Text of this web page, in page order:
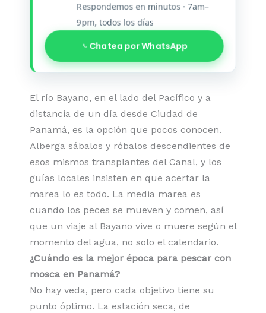
Respondemos en minutos · 7am–
9pm, todos los días
Chatea por WhatsApp
El río Bayano, en el lado del Pacífico y a
distancia de un día desde Ciudad de
Panamá, es la opción que pocos conocen.
Alberga sábalos y róbalos descendientes de
esos mismos transplantes del Canal, y los
guías locales insisten en que acertar la
marea lo es todo. La media marea es
cuando los peces se mueven y comen, así
que un viaje al Bayano vive o muere según el
momento del agua, no solo el calendario.
¿Cuándo es la mejor época para pescar con
mosca en Panamá?
No hay veda, pero cada objetivo tiene su
punto óptimo. La estación seca, de